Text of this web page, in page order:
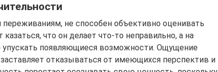
не способен объективно оценивать
что он делает что-то неправильно, а на
упускать появляющиеся возможности. Ощущение
отказываться от имеющихся перспектив и